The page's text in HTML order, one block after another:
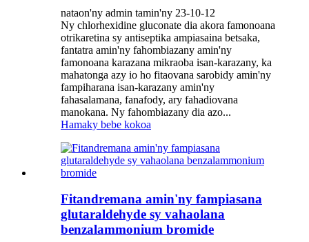
nataon'ny admin tamin'ny 23-10-12
Ny chlorhexidine gluconate dia akora famonoana
otrikaretina sy antiseptika ampiasaina betsaka,
fantatra amin'ny fahombiazany amin'ny
famonoana karazana mikraoba isan-karazany, ka
mahatonga azy io ho fitaovana sarobidy amin'ny
fampiharana isan-karazany amin'ny
fahasalamana, fanafody, ary fahadiovana
manokana. Ny fahombiazany dia azo...
Hamaky bebe kokoa
Fitandremana amin'ny fampiasana
glutaraldehyde sy vahaolana
benzalammonium bromide